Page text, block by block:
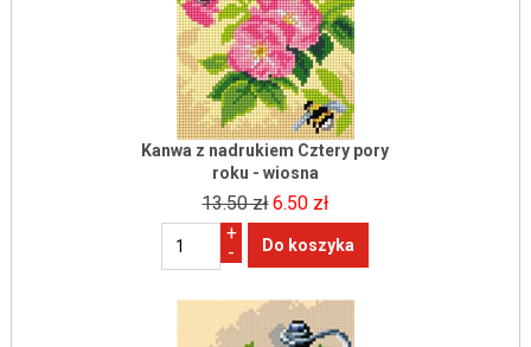
Kanwa z nadrukiem Cztery pory
roku - wiosna
13.50 zł 6.50 zł
+
-